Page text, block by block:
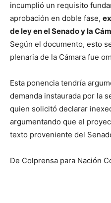
incumplió un requisito
aprobación en doble fase,
de ley en el Senado y la
Según el documento, esto
plenaria de la Cámara fue
Esta ponencia tendría
demanda instaurada por la
quien solicitó declarar
argumentando que el
texto proveniente del
De Colprensa para Nación